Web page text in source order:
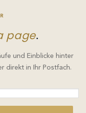
page.
und Einblicke hinter
direkt in Ihr Postfach.